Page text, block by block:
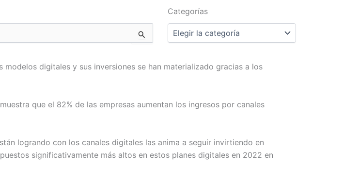
Categorías
Categorías
modelos digitales y sus inversiones se han materializado gracias a los
que el 82% de las empresas aumentan los ingresos por canales
logrando con los canales digitales las anima a seguir invirtiendo en
significativamente más altos en estos planes digitales en 2022 en